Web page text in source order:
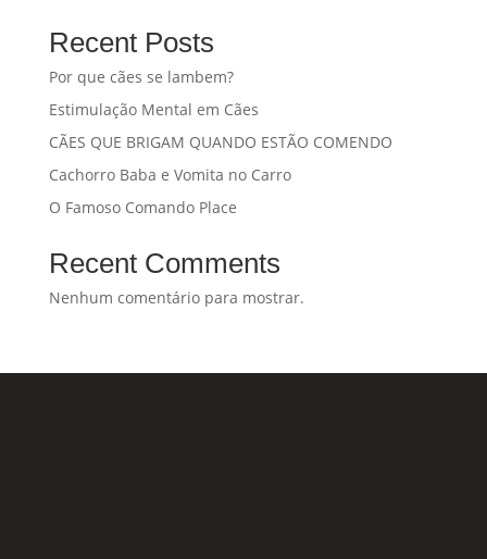
Recent Posts
Por que cães se lambem?
Estimulação Mental em Cães
CÃES QUE BRIGAM QUANDO ESTÃO COMENDO
Cachorro Baba e Vomita no Carro
O Famoso Comando Place
Recent Comments
Nenhum comentário para mostrar.